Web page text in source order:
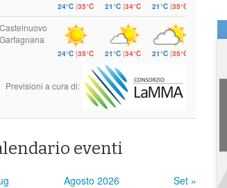
24°C |35°C 21°C |34°C 21°C |35°C
Castelnuovo
Garfagnana
24°C |35°C 21°C |34°C 21°C |35°C
Previsioni a cura di:
eventi
Agosto 2026
Set »